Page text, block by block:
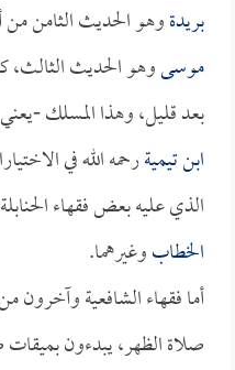
بريدةوهو الحديث الثامن
موسىوهو الحديث الثالث،
بعد قليل، وهذا المسلك -
ابن تيميةرحمه الله في
الذي عليه بعض فقهاء
الخطابوغيرهما.
أما فقهاء الشافعية وآخرون
صلاة الظهر، يبدءون